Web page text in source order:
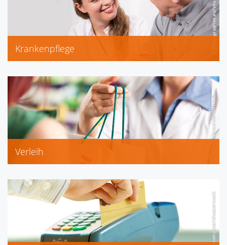
Krankenpflege
Kompressionsstrümpfe
Stützstrümpfe
Verleih
elektrische Milchpumpen